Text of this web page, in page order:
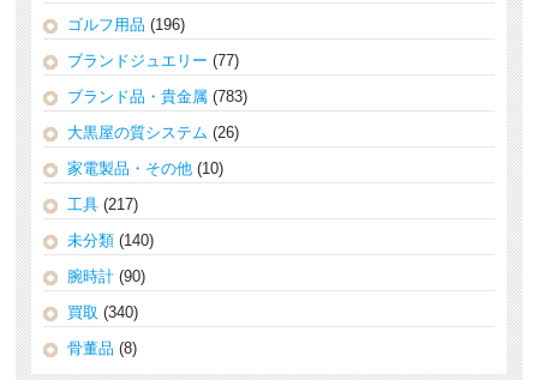
ゴルフ用品 (196)
ブランドジュエリー (77)
ブランド品・貴金属 (783)
大黒屋の質システム (26)
家電製品・その他 (10)
工具 (217)
未分類 (140)
腕時計 (90)
買取 (340)
骨董品 (8)